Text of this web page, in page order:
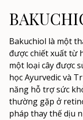
Bakuchiol là một
được chiết xuất từ
một loại cây được
học Ayurvedic và
năng hỗ trợ sức
thường gặp ở
pháp thay thế dịu